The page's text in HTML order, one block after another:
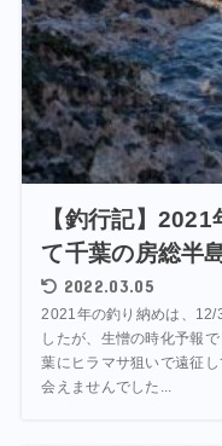
【釣行記】
て千葉の房総半
2022.03.05
2021年の釣り納めは、12/
したが、生憎の時化予報
葉にヒラマサ狙いで遠征
会えませんでした...